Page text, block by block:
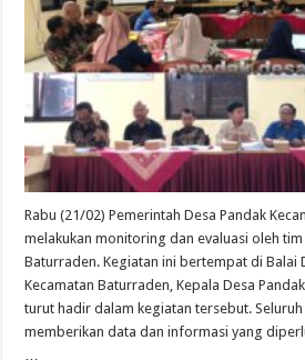
Rabu (21/02) Pemerintah Desa Pandak
melakukan monitoring dan evaluasi oleh
Baturraden. Kegiatan ini bertempat di Balai
Kecamatan Baturraden, Kepala Desa
turut hadir dalam kegiatan tersebut.
memberikan data dan informasi yang